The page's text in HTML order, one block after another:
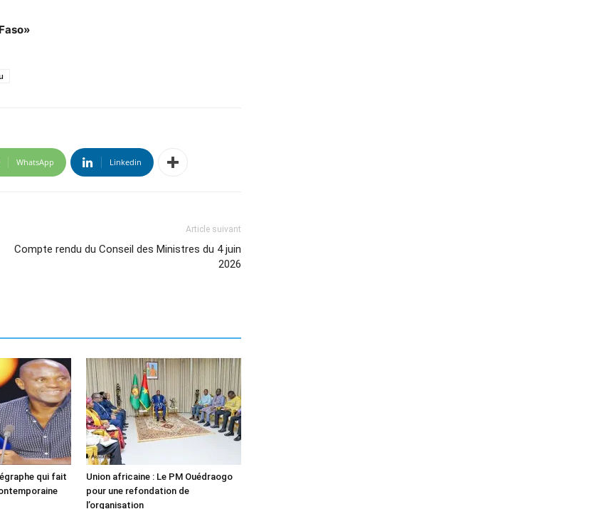
WhatsApp Linkedin
Article suivant
Compte rendu du Conseil des Ministres du 4 juin
2026
qui fait
Union africaine : Le PM Ouédraogo
pour une refondation de
l’organisation